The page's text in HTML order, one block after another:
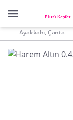
Plus'ı Keşfet
Ayakkabı, Çanta